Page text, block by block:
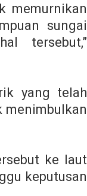
memurnikan
sungai
tersebut,”
yang telah
menimbulkan
ke laut
keputusan